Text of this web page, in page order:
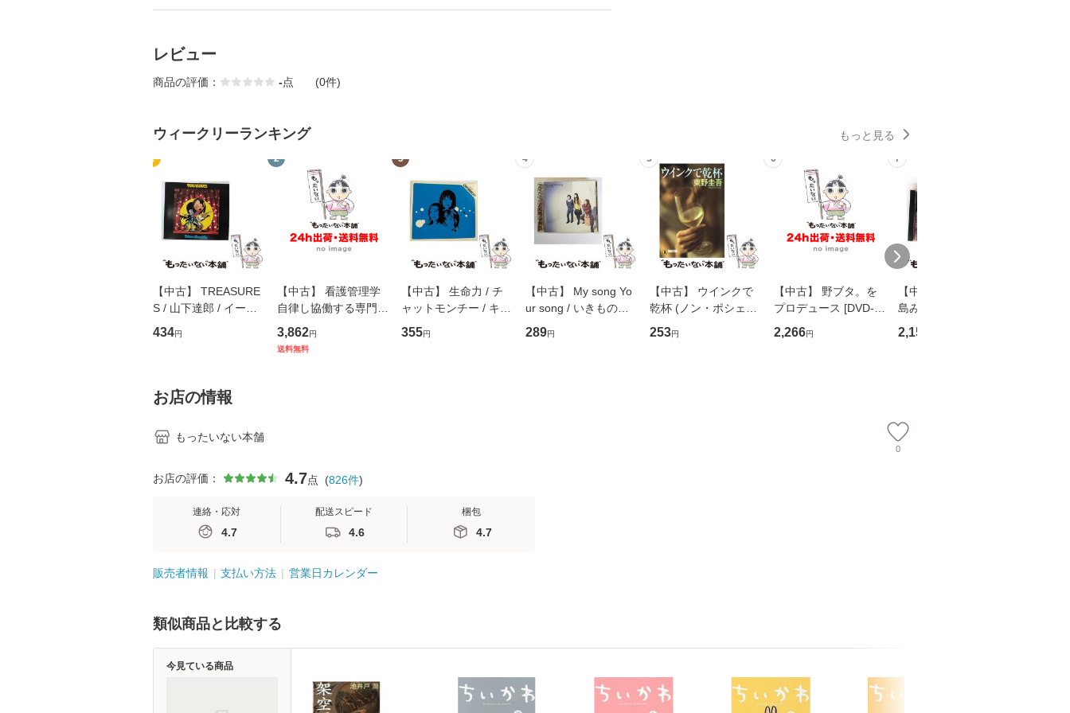
レビュー
商品の評価： -点 (0件)
ウィークリーランキング もっと見る
1
【中古】 TREASURE
S / 山下達郎 / イース
トウエスト・ジャパン
[CD]【メール便送料無
434円
2
【中古】 看護管理学
自律し協働する専門職
の看護マネジメントス
キル 改訂第3版 (看護
3,862円
送料無料
3
【中古】 生命力 / チ
ャットモンチー / キュ
ーンレコード [CD]
【メール便送料無料】
355円
4
【中古】 My song Yo
ur song / いきものが
かり / [CD]【メール便
送料無料】
289円
5
【中古】 ウインクで
乾杯 (ノン・ポシェッ
ト) / 東野圭吾 / 祥伝
社 [文庫]【メール便送
253円
6
【中古】 野ブタ。を
プロデュース [DVD-B
OX] / バップ [DVD]
【メール便送料無料】
2,266円
7
【中古】 寒水魚 / 中
島みゆき / [CD]【メー
ル便送料無料】
2,150
お店の情報
もったいない本舗
0
お店の評価： 4.7点 (826件)
連絡・応対
4.7
配送スピード
4.6
梱包
4.7
販売者情報 支払い方法 営業日カレンダー
類似商品と比較する
今見ている商品